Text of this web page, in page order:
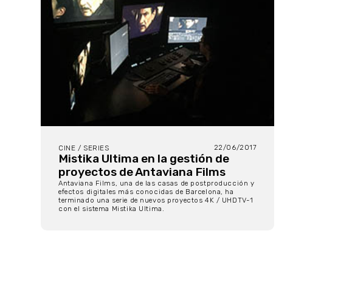
CINE / SERIES 22/06/2017
Mistika Ultima en la gestión de
proyectos de Antaviana Films
Antaviana Films, una de las casas de postproducción y
efectos digitales más conocidas de Barcelona, ha
terminado una serie de nuevos proyectos 4K / UHDTV-1
con el sistema Mistika Ultima.